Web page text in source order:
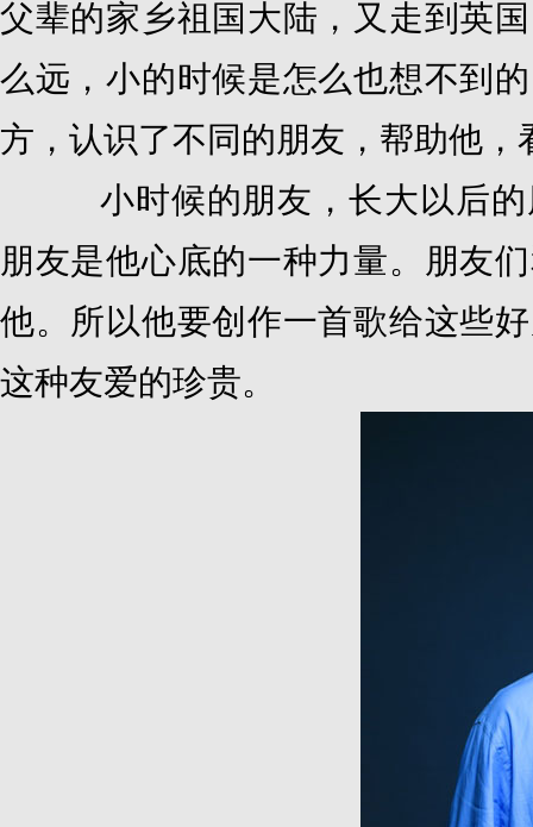
父辈的家乡祖国大陆，又走到英
么远，小的时候是怎么也想不到
方，认识了不同的朋友，帮助他
小时候的朋友，长大以后的
朋友是他心底的一种力量。朋友
他。所以他要创作一首歌给这些
这种友爱的珍贵。